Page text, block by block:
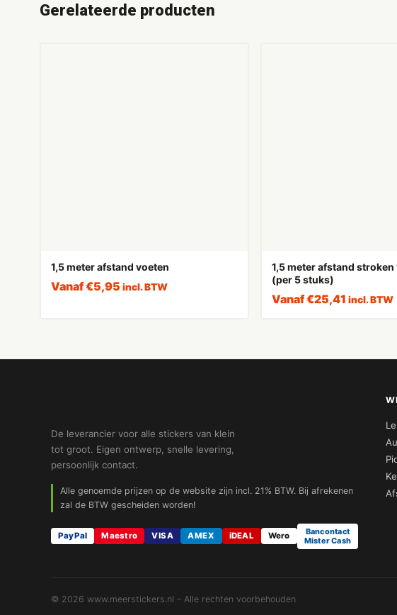
Gerelateerde producten
1,5 meter afstand voeten
Vanaf€5,95 incl. BTW
1,5 meter afstand stroken
(per 5 stuks)
Vanaf€25,41 incl. BTW
De leverancier voor alle stickers van klein
tot groot. Eigen ontwerp, snelle levering,
persoonlijk contact.
Alle genoemde prijzen op de website zijn incl. 21% BTW. Bij afrekenen
zal de BTW gescheiden worden!
PayPal Maestro VISA AMEX iDEAL Wero
Bancontact
Mister Cash
© 2026 www.meerstickers.nl – Alle rechten voorbehouden